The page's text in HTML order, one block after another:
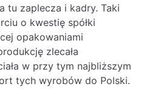
tu zaplecza i kadry. Taki
o kwestię spółki
opakowaniami
zlecała
w przy tym najbliższym
tych wyrobów do Polski.